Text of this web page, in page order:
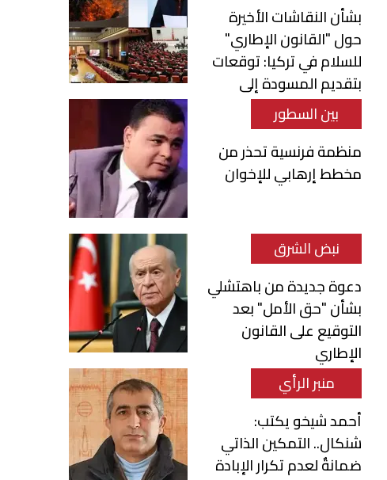
بشأن النقاشات الأخيرة
حول "القانون الإطاري"
للسلام في تركيا: توقعات
بتقديم المسودة إلى
البرلمانبين السطور
منظمة فرنسية تحذر من
مخطط إرهابي للإخوان
نبض الشرق
دعوة جديدة من باهتشلي
بشأن "حق الأمل" بعد
التوقيع على القانون
الإطاري
منبر الرأي
أحمد شيخو يكتب:
شنكال.. التمكين الذاتي
ضمانةٌ لعدم تكرار الإبادة